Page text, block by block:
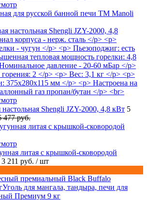
для русской банной печи ТМ Manoli
настольная Shengli JZY-2000, 4,8 кВт 5
477 руб.
литая с крышкой-сковородой
3 211 руб. / шт